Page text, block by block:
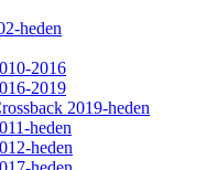
heden
2016
2019
2019-heden
heden
heden